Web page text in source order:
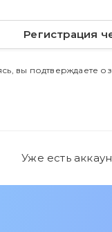
Регистрация
вы подтверждаете
Уже есть